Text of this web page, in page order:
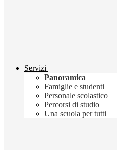
Servizi
Panoramica
Famiglie e studenti
Personale scolastico
Percorsi di studio
Una scuola per tutti